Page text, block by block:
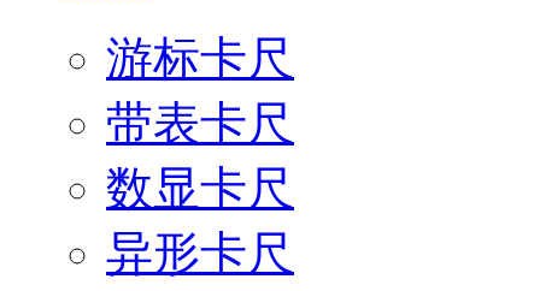
游标卡尺
带表卡尺
数显卡尺
异形卡尺